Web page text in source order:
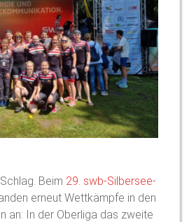
Beim 29. swb-Silbersee-
erneut Wettkämpfe in den
an: In der Oberliga das zweite